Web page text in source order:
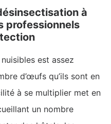
à
professionnels
est assez
d’œufs qu’ils sont en
à se multiplier met en
un nombre